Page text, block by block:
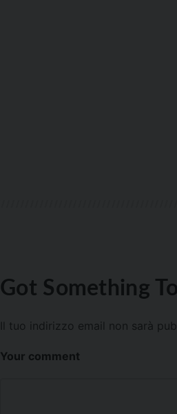
Got Something
Il tuo indirizzo email non sarà
Your comment